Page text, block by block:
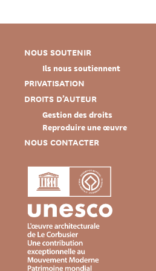
NOUS SOUTENIR
Ils nous soutiennent
PRIVATISATION
DROITS D’AUTEUR
Gestion des droits
Reproduire une œuvre
NOUS CONTACTER